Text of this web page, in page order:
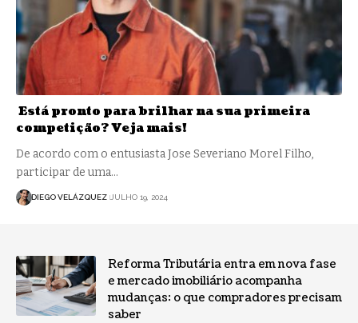
Está pronto para brilhar na sua primeira
competição? Veja mais!
De acordo com o entusiasta Jose Severiano Morel Filho,
participar de uma…
DIEGO VELÁZQUEZ JULHO 19, 2024
Reforma Tributária entra em nova fase
e mercado imobiliário acompanha
mudanças: o que compradores precisam
saber